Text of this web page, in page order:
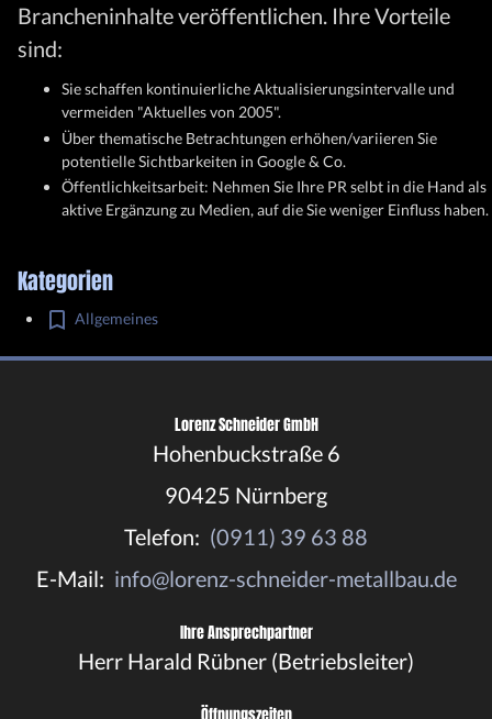
Brancheninhalte veröffentlichen. Ihre Vorteile
sind:
Sie schaffen kontinuierliche Aktualisierungsintervalleund
vermeiden "Aktuelles von 2005".
Über thematische Betrachtungen erhöhen/variieren Sie
potentielle Sichtbarkeiten in Google & Co.
Öffentlichkeitsarbeit: Nehmen Sie Ihre PR selbt in die Hand als
aktive Ergänzung zu Medien, auf die Sie weniger Einfluss haben.
Kategorien
Allgemeines
Lorenz Schneider GmbH
Hohenbuckstraße 6
90425 Nürnberg
Telefon: (0911) 39 63 88
E-Mail: info@lorenz-schneider-metallbau.de
Ihre Ansprechpartner
Herr Harald Rübner (Betriebsleiter)